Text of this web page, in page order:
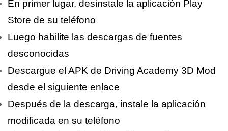
En primer lugar, desinstale la aplicación Play
Store de su teléfono
Luego habilite las descargas de fuentes
desconocidas
Descargue el APK de Driving Academy 3D Mod
desde el siguiente enlace
Después de la descarga, instale la aplicación
modificada en su teléfono